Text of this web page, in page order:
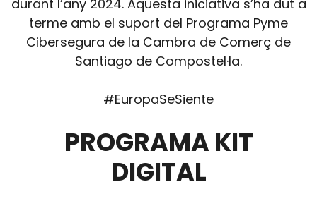
durant l’any 2024. Aquesta iniciativa s’ha dut a
terme amb el suport del Programa Pyme
Cibersegura de la Cambra de Comerç de
Santiago de Compostel·la.
#EuropaSeSiente
PROGRAMA KIT
DIGITAL